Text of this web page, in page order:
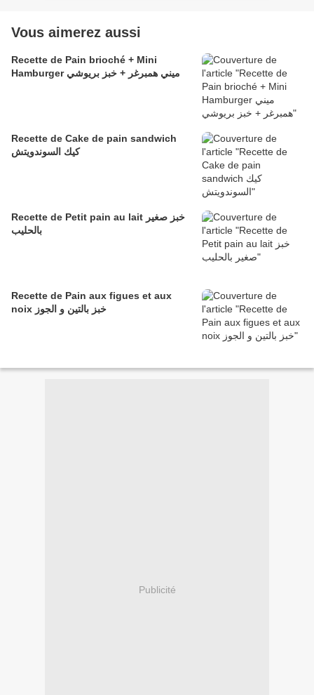
Vous aimerez aussi
Recette de Pain brioché + Mini
Hamburger ميني همبرغر + خبز بريوشي
Recette de Cake de pain sandwich
كيك السوندويتش
Recette de Petit pain au lait خبز صغير
بالحليب
Recette de Pain aux figues et aux
noix خبز بالتين و الجوز
Publicité